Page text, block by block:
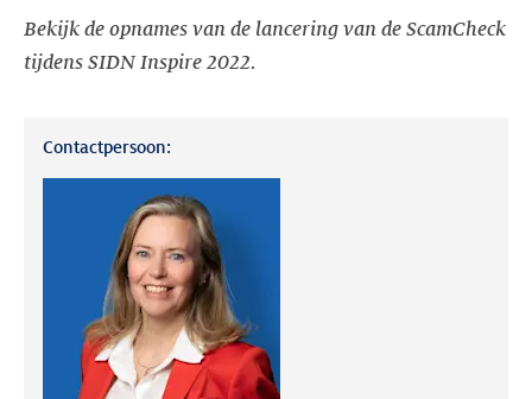
Bekijk de opnames van de lancering van de ScamCheck
tijdens SIDN Inspire 2022.
Contactpersoon: